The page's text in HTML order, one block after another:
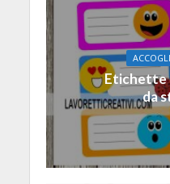
Etichette
da